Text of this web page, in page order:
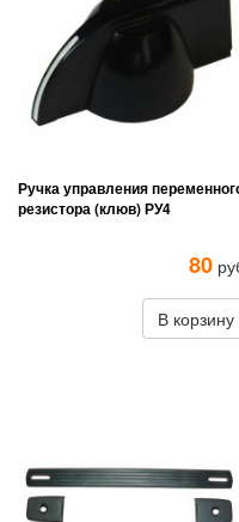
Ручка управления
резистора (клюв) РУ4
80
В корзину